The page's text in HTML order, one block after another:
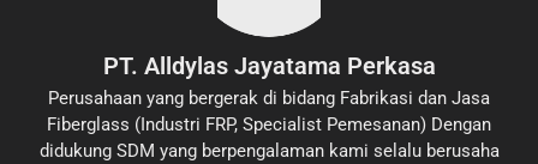
PT. Alldylas Jayatama Perkasa
Perusahaan yang bergerak di bidang Fabrikasi dan Jasa
Fiberglass (Industri FRP, Specialist Pemesanan) Dengan
didukung SDM yang berpengalaman kami selalu berusaha